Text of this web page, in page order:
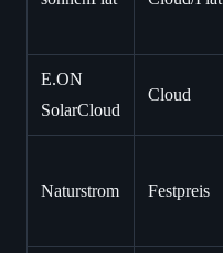
E.ON
SolarCloud
Cloud
Naturstrom Festpreis